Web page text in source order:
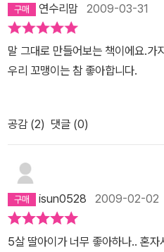
연수리맘 2009-03-31
말 그대로 만들어보는 책이에요.가
우리 꼬맹이는 참 좋아합니다.
공감 (2) 댓글 (0)
isun0528 2009-02-02
5살 딸아이가 너무 좋아하나.. 혼